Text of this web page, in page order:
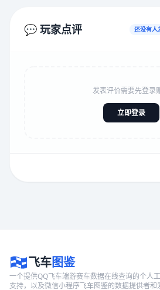
💬 玩家点评 还没有人
发表评价需要先登录
立即登录
飞车图鉴
一个提供QQ飞车端游赛车数据在线查询的个人
支持，以及微信小程序飞车图鉴的数据提供者和